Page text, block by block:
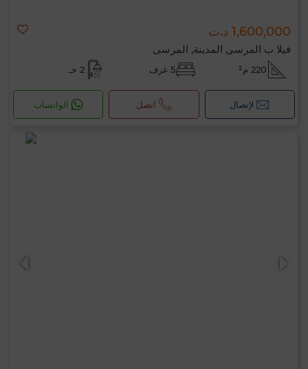
1,600,000 د.ت
فيلا ب المرسى المدينة, المرسى
220 م² 5 غرف 2 حـ
لإتصال اتصل الواتساب